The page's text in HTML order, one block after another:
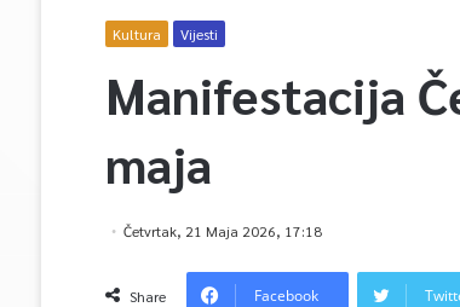
Kultura Vijesti
Manifestacija
maja
Četvrtak, 21 Maja 2026, 17:18
Share Facebook